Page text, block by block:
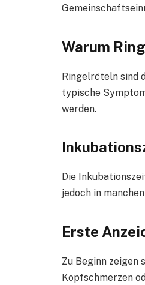
Warum
Ringelröteln sind
typische
werden.
Die
jedoch in
Erste
Zu Beginn
Kopfschmerzen